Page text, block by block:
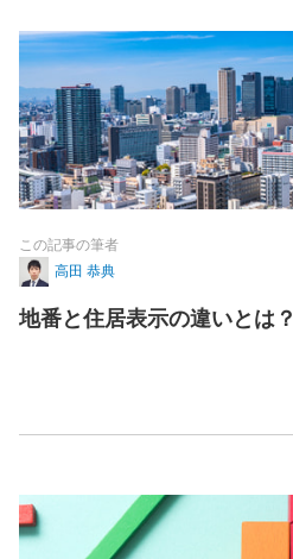
この記事の筆者
高田 恭典
地番と住居表示の違いとは？